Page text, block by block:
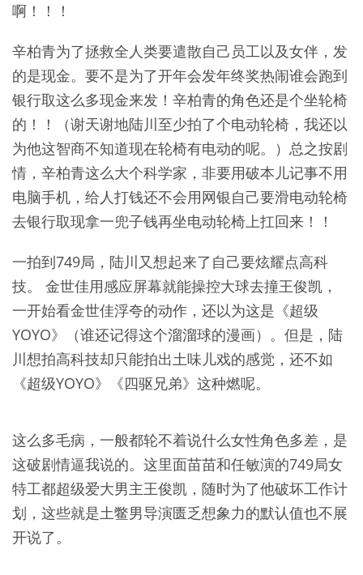
啊！！！
辛柏青为了拯救全人类要遣散自己员工以及女伴，发
的是现金。要不是为了开年会发年终奖热闹谁会跑到
银行取这么多现金来发！辛柏青的角色还是个坐轮椅
的！！（谢天谢地陆川至少拍了个电动轮椅，我还以
为他这智商不知道现在轮椅有电动的呢。）总之按剧
情，辛柏青这么大个科学家，非要用破本儿记事不用
电脑手机，给人打钱还不会用网银自己要滑电动轮椅
去银行取现拿一兜子钱再坐电动轮椅上扛回来！！
一拍到749局，陆川又想起来了自己要炫耀点高科
技。 金世佳用感应屏幕就能操控大球去撞王俊凯，
一开始看金世佳浮夸的动作，还以为这是《超级
YOYO》（谁还记得这个溜溜球的漫画）。但是，陆
川想拍高科技却只能拍出土味儿戏的感觉，还不如
《超级YOYO》《四驱兄弟》这种燃呢。
这么多毛病，一般都轮不着说什么女性角色多差，是
这破剧情逼我说的。这里面苗苗和任敏演的749局女
特工都超级爱大男主王俊凯，随时为了他破坏工作计
划，这些就是土鳖男导演匮乏想象力的默认值也不展
开说了。